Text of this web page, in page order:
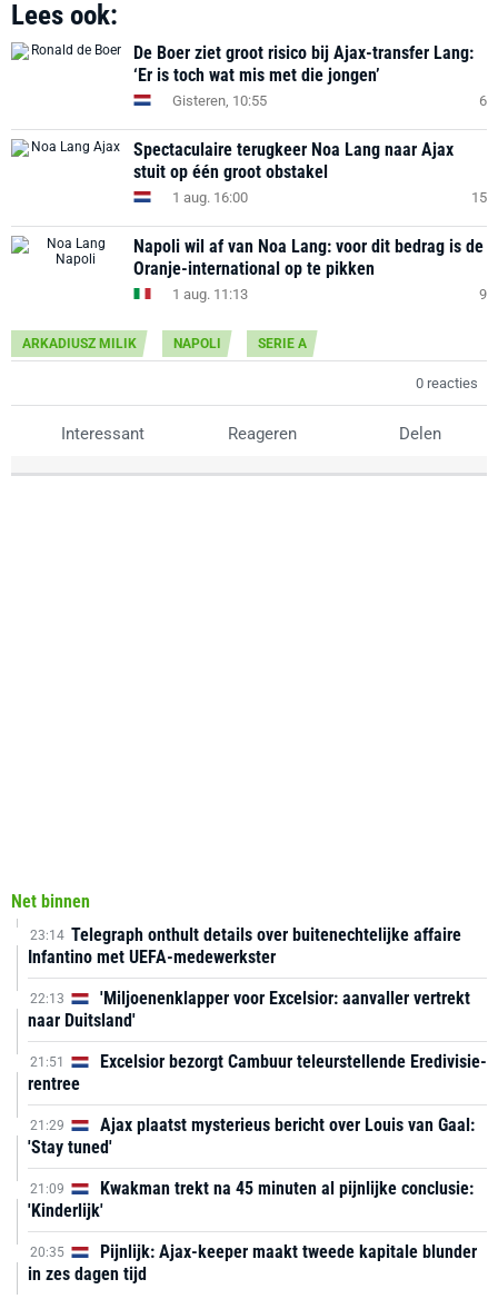
Lees ook:
De Boer ziet groot risico bij Ajax-transfer Lang:
‘Er is toch wat mis met die jongen’
Gisteren, 10:55 6
Spectaculaire terugkeer Noa Lang naar Ajax
stuit op één groot obstakel
1 aug. 16:00 15
Napoli wil af van Noa Lang: voor dit bedrag is de
Oranje-international op te pikken
1 aug. 11:13 9
ARKADIUSZ MILIK NAPOLI SERIE A
0 reacties
Interessant Reageren Delen
Net binnen
23:14 Telegraph onthult details over buitenechtelijke affaire
Infantino met UEFA-medewerkster
22:13
'Miljoenenklapper voor Excelsior: aanvaller vertrekt
naar Duitsland'
21:51
Excelsior bezorgt Cambuur teleurstellende Eredivisie-
rentree
21:29
Ajax plaatst mysterieus bericht over Louis van Gaal:
'Stay tuned'
21:09
Kwakman trekt na 45 minuten al pijnlijke conclusie:
'Kinderlijk'
20:35
Pijnlijk: Ajax-keeper maakt tweede kapitale blunder
in zes dagen tijd